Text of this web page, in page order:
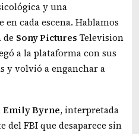
y una
cada escena. Hablamos
de Sony Pictures Television
a la plataforma con sus
y volvió a enganchar a
Emily Byrne, interpretada
del FBI que desaparece sin